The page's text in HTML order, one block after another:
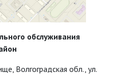
обслуживания
Волгоградская обл., ул.